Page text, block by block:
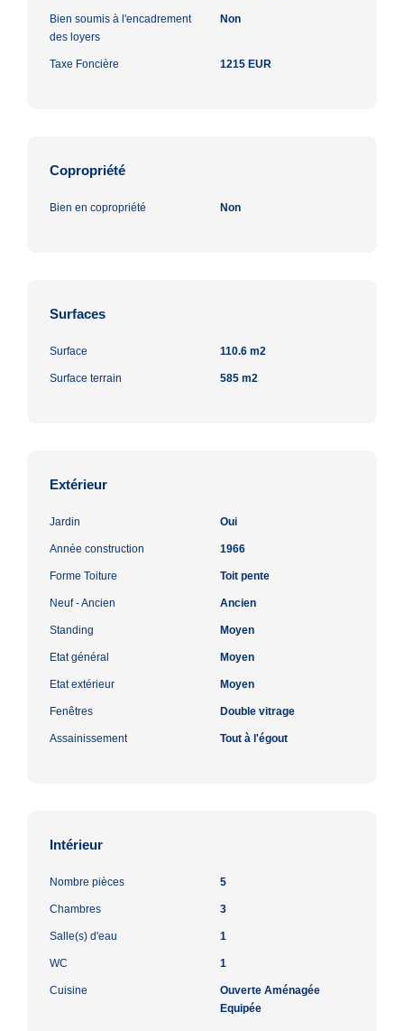
Bien soumis à l'encadrement
des loyers
Non
Taxe Foncière 1215 EUR
Copropriété
Bien en copropriété Non
Surfaces
Surface 110.6 m2
Surface terrain 585 m2
Extérieur
Jardin Oui
Année construction 1966
Forme Toiture Toit pente
Neuf - Ancien Ancien
Standing Moyen
Etat général Moyen
Etat extérieur Moyen
Fenêtres Double vitrage
Assainissement Tout à l'égout
Intérieur
Nombre pièces 5
Chambres 3
Salle(s) d'eau 1
WC 1
Cuisine
Ouverte Aménagée
Equipée